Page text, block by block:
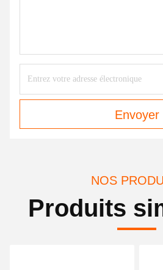
Envoyer
NOS
Produits